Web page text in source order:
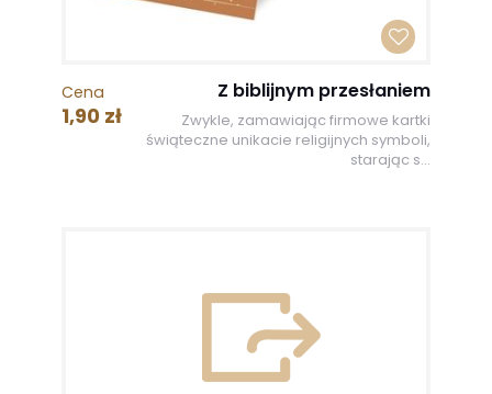
Cena
1,90 zł
Z biblijnym przesłaniem
Zwykle, zamawiając firmowe kartki
świąteczne unikacie religijnych symboli,
starając s...